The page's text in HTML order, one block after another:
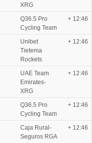
XRG
Q36.5 Pro
Cycling Team
+ 12:46
Unibet
Tietema
Rockets
+ 12:46
UAE Team
Emirates-
XRG
+ 12:46
Q36.5 Pro
Cycling Team
+ 12:46
Caja Rural-
Seguros RGA
+ 12:46